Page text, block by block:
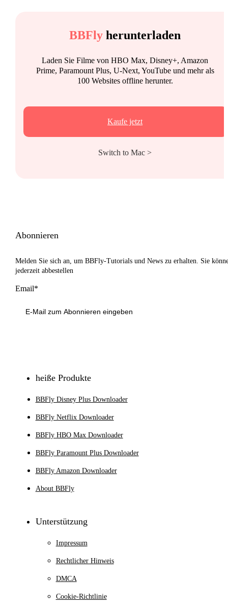
BBFlyherunterladen
Laden Sie Filme von HBO Max, Disney+, Amazon
Prime, Paramount Plus, U-Next, YouTube und mehr als
100 Websites offline herunter.
Kaufe jetzt
Switch to Mac >
Abonnieren
Melden Sie sich an, um BBFly-Tutorials und News zu erhalten. Sie
jederzeit abbestellen
Email*
heiße Produkte
BBFly Disney Plus Downloader
BBFly Netflix Downloader
BBFly HBO Max Downloader
BBFly Paramount Plus Downloader
BBFly Amazon Downloader
About BBFly
Unterstützung
Impressum
Rechtlicher Hinweis
DMCA
Cookie-Richtlinie